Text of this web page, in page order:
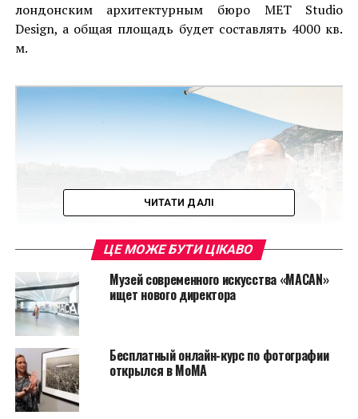
лондонским архитектурным бюро MET Studio
Design, а общая площадь будет составлять 4000 кв.
м.
Haryanto Adikoesoemo
Читайте также:Бывший заключенный
создает шедевры из страусиных яиц
По словам Haryanto Adikoesoemo, в нем будут
ЧИТАТИ ДАЛІ
ЦЕ МОЖЕ БУТИ ЦІКАВО
Музей современного искусства «MACAN»
ищет нового директора
Бесплатный онлайн-курс по фотографии
открылся в MoMA